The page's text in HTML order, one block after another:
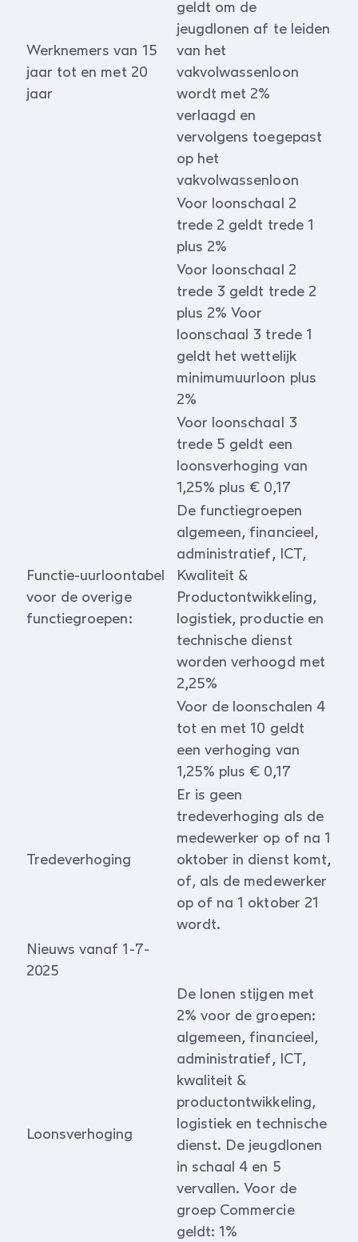
Werknemers van 15
jaar tot en met 20
jaar
geldt om de
jeugdlonen af te leiden
van het
vakvolwassenloon
wordt met 2%
verlaagd en
vervolgens toegepast
op het
vakvolwassenloon
Voor loonschaal 2
trede 2 geldt trede 1
plus 2%
Voor loonschaal 2
trede 3 geldt trede 2
plus 2% Voor
loonschaal 3 trede 1
geldt het wettelijk
minimumuurloon plus
2%
Voor loonschaal 3
trede 5 geldt een
loonsverhoging van
1,25% plus € 0,17
Functie-uurloontabel
voor de overige
functiegroepen:
De functiegroepen
algemeen, financieel,
administratief, ICT,
Kwaliteit &
Productontwikkeling,
logistiek, productie en
technische dienst
worden verhoogd met
2,25%
Voor de loonschalen 4
tot en met 10 geldt
een verhoging van
1,25% plus € 0,17
Tredeverhoging
Er is geen
tredeverhoging als de
medewerker op of na 1
oktober in dienst komt,
of, als de medewerker
op of na 1 oktober 21
wordt.
Nieuws vanaf 1-7-
2025
Loonsverhoging
De lonen stijgen met
2% voor de groepen:
algemeen, financieel,
administratief, ICT,
kwaliteit &
productontwikkeling,
logistiek en technische
dienst. De jeugdlonen
in schaal 4 en 5
vervallen. Voor de
groep Commercie
geldt: 1%